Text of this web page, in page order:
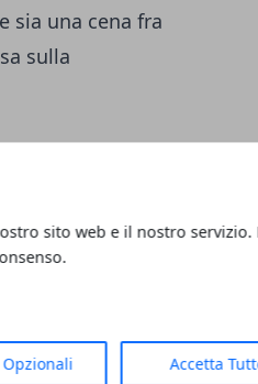
sito web e il nostro servizio.
Accetta
sia una cena fra
sulla
ed il
a quella
l'osso
un occhio
in attimo
le